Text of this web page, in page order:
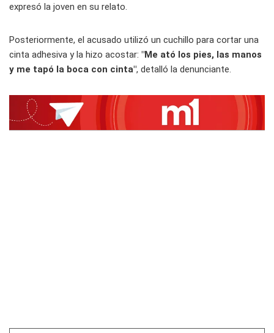
expresó la joven en su relato.
Posteriormente, el acusado utilizó un cuchillo para cortar una
cinta adhesiva y la hizo acostar: "Me ató los pies, las manos
y me tapó la boca con cinta", detalló la denunciante.